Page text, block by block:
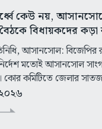
কেউ নয়,
বিধায়কদের কড়া
আসানসোল:
নির্দেশ মতোই আসানসোল
কোর কমিটিতে জেলার